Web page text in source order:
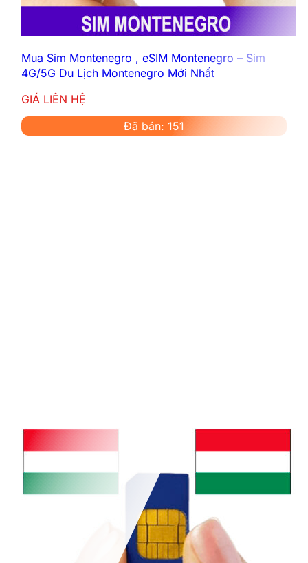
Mua Sim Montenegro , eSIM Montenegro – Sim
4G/5G Du Lịch Montenegro Mới Nhất
GIÁ LIÊN HỆ
Đã bán: 151